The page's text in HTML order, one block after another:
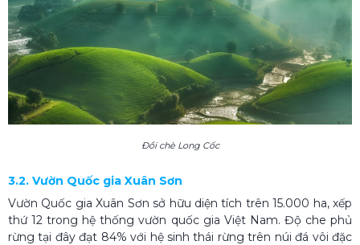
Đồi chè Long Cốc
3.2. Vườn Quốc gia Xuân Sơn
Vườn Quốc gia Xuân Sơn sở hữu diện tích trên 15.000 ha, xếp
thứ 12 trong hệ thống vườn quốc gia Việt Nam. Độ che phủ
rừng tại đây đạt 84% với hệ sinh thái rừng trên núi đá vôi đặc